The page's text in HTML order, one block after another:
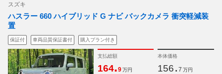
スズキ
ハスラー 660 ハイブリッド G ナビ バックカメラ 衝突軽減装
置
保証付 車両品質保証書付 購入プラン付き
支払総額
164.9 万円
本体価格
156. 7 万円